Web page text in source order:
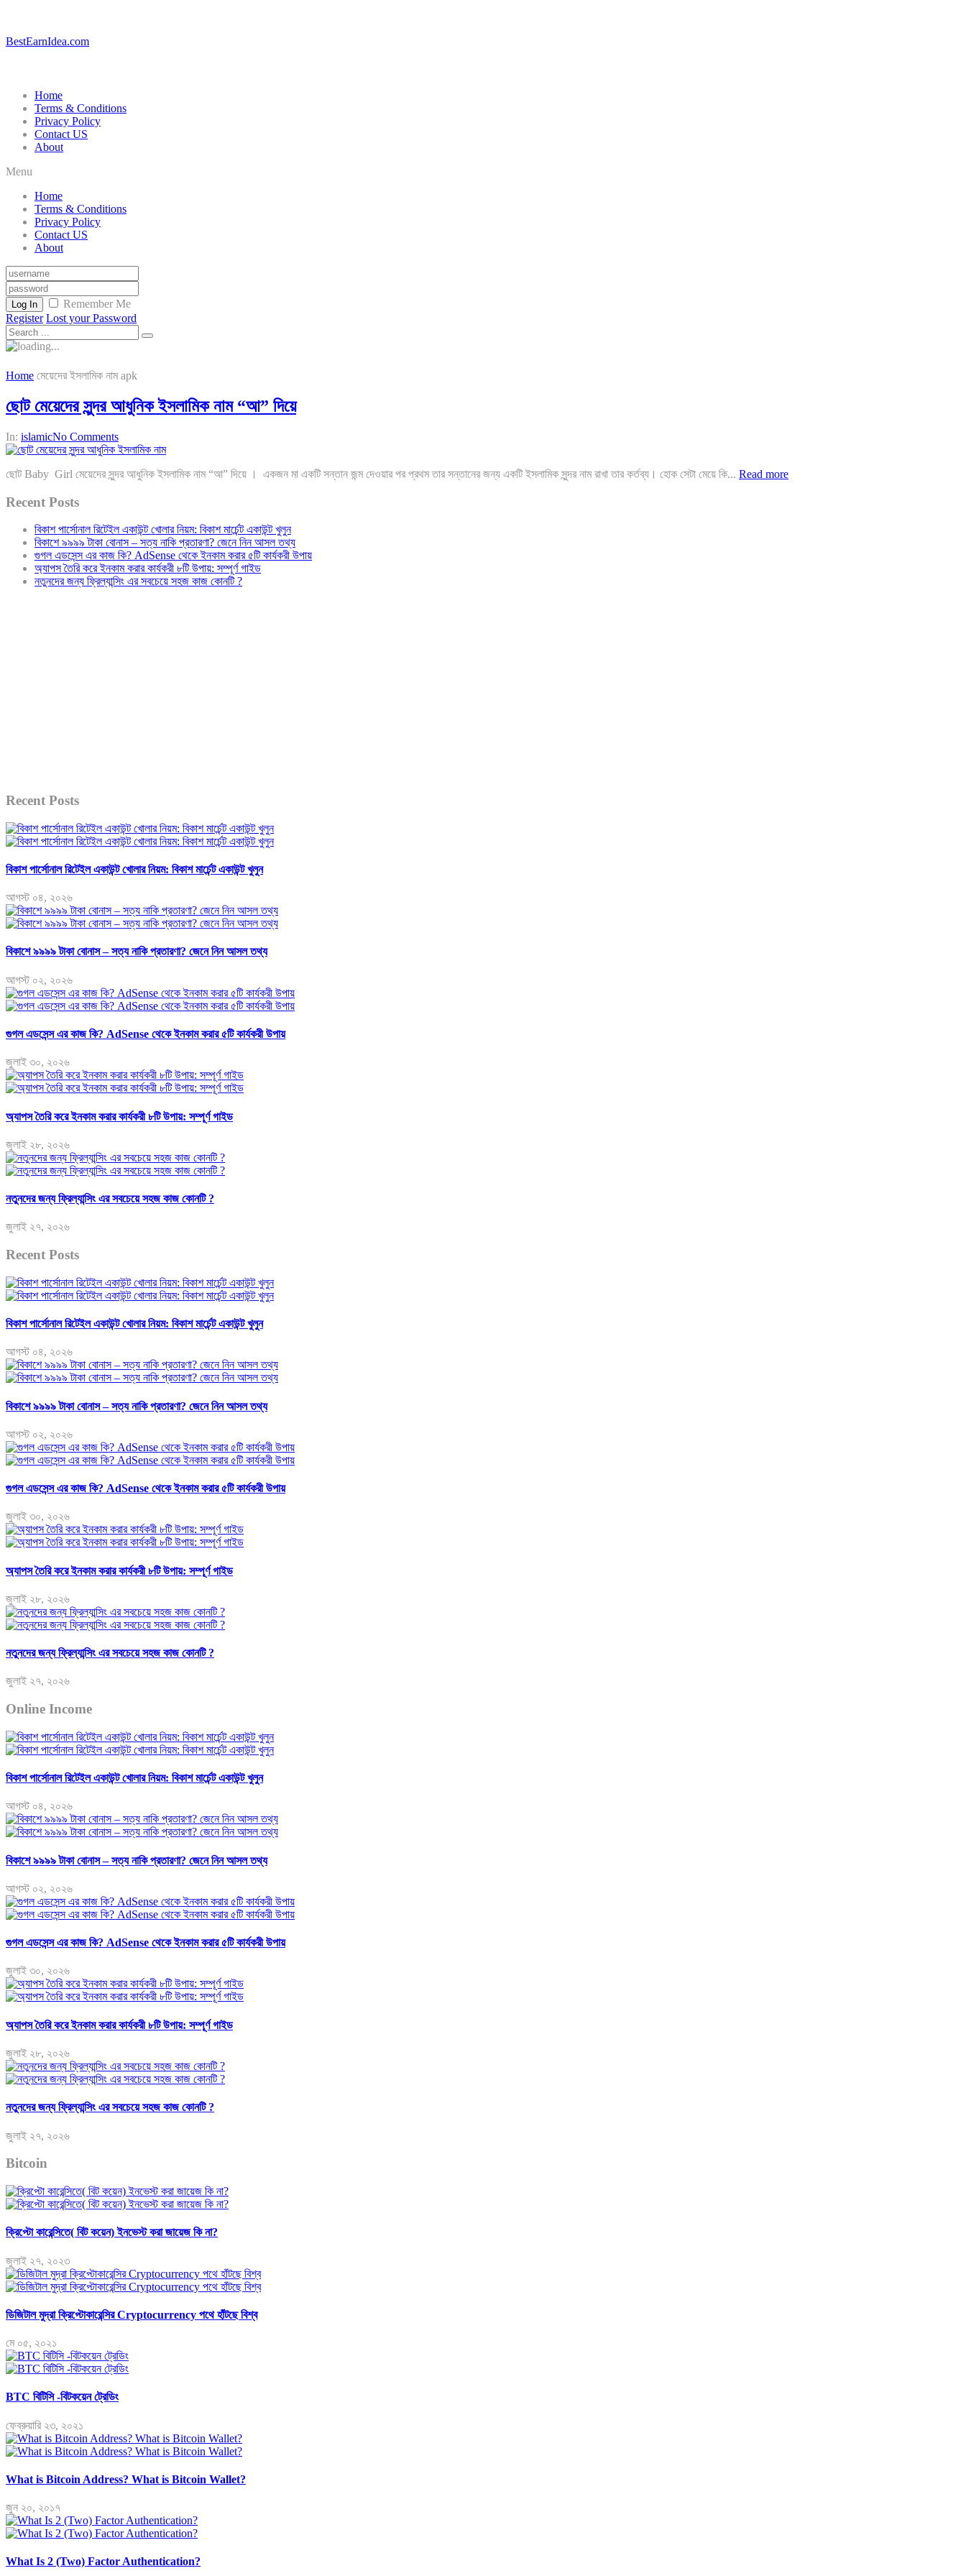
BestEarnIdea.com
Home
Terms & Conditions
Privacy Policy
Contact US
About
Menu
Home
Terms & Conditions
Privacy Policy
Contact US
About
Log In
Remember Me
Register Lost your Password
Home মেয়েদের ইসলামিক নাম apk
ছোট মেয়েদের সুন্দর আধুনিক ইসলামিক নাম “আ” দিয়ে
In: islamicNo Comments
ছোট Baby Girl মেয়েদের সুন্দর আধুনিক ইসলামিক নাম “আ” দিয়ে । একজন মা একটি সন্তান জন্ম দেওয়ার পর প্রথম তার সন্তানের জন্য একটি ইসলামিক সুন্দর নাম রাখা তার কর্তব্য। হোক সেটা মেয়ে কি... Read more
Recent Posts
বিকাশ পার্সোনাল রিটেইল একাউন্ট খোলার নিয়ম: বিকাশ মার্চেন্ট একাউন্ট খুলুন
বিকাশে ৯৯৯৯ টাকা বোনাস – সত্য নাকি প্রতারণা? জেনে নিন আসল তথ্য
গুগল এডসেন্স এর কাজ কি? AdSense থেকে ইনকাম করার ৫টি কার্যকরী উপায়
অ্যাপস তৈরি করে ইনকাম করার কার্যকরী ৮টি উপায়: সম্পূর্ণ গাইড
নতুনদের জন্য ফ্রিল্যান্সিং এর সবচেয়ে সহজ কাজ কোনটি ?
Recent Posts
বিকাশ পার্সোনাল রিটেইল একাউন্ট খোলার নিয়ম: বিকাশ মার্চেন্ট একাউন্ট খুলুন
আগস্ট ০৪, ২০২৬
বিকাশে ৯৯৯৯ টাকা বোনাস – সত্য নাকি প্রতারণা? জেনে নিন আসল তথ্য
আগস্ট ০২, ২০২৬
গুগল এডসেন্স এর কাজ কি? AdSense থেকে ইনকাম করার ৫টি কার্যকরী উপায়
জুলাই ৩০, ২০২৬
অ্যাপস তৈরি করে ইনকাম করার কার্যকরী ৮টি উপায়: সম্পূর্ণ গাইড
জুলাই ২৮, ২০২৬
নতুনদের জন্য ফ্রিল্যান্সিং এর সবচেয়ে সহজ কাজ কোনটি ?
জুলাই ২৭, ২০২৬
Recent Posts
বিকাশ পার্সোনাল রিটেইল একাউন্ট খোলার নিয়ম: বিকাশ মার্চেন্ট একাউন্ট খুলুন
আগস্ট ০৪, ২০২৬
বিকাশে ৯৯৯৯ টাকা বোনাস – সত্য নাকি প্রতারণা? জেনে নিন আসল তথ্য
আগস্ট ০২, ২০২৬
গুগল এডসেন্স এর কাজ কি? AdSense থেকে ইনকাম করার ৫টি কার্যকরী উপায়
জুলাই ৩০, ২০২৬
অ্যাপস তৈরি করে ইনকাম করার কার্যকরী ৮টি উপায়: সম্পূর্ণ গাইড
জুলাই ২৮, ২০২৬
নতুনদের জন্য ফ্রিল্যান্সিং এর সবচেয়ে সহজ কাজ কোনটি ?
জুলাই ২৭, ২০২৬
Online Income
বিকাশ পার্সোনাল রিটেইল একাউন্ট খোলার নিয়ম: বিকাশ মার্চেন্ট একাউন্ট খুলুন
আগস্ট ০৪, ২০২৬
বিকাশে ৯৯৯৯ টাকা বোনাস – সত্য নাকি প্রতারণা? জেনে নিন আসল তথ্য
আগস্ট ০২, ২০২৬
গুগল এডসেন্স এর কাজ কি? AdSense থেকে ইনকাম করার ৫টি কার্যকরী উপায়
জুলাই ৩০, ২০২৬
অ্যাপস তৈরি করে ইনকাম করার কার্যকরী ৮টি উপায়: সম্পূর্ণ গাইড
জুলাই ২৮, ২০২৬
নতুনদের জন্য ফ্রিল্যান্সিং এর সবচেয়ে সহজ কাজ কোনটি ?
জুলাই ২৭, ২০২৬
Bitcoin
ক্রিপ্টো কারেন্সিতে( বিট কয়েন) ইনভেস্ট করা জায়েজ কি না?
জুলাই ২৭, ২০২৩
ডিজিটাল মুদ্রা ক্রিপ্টোকারেন্সির Cryptocurrency পথে হাঁটছে বিশ্ব
মে ০৫, ২০২১
BTC বিটিসি -বিটকয়েন ট্রেডিং
ফেব্রুয়ারি ২৩, ২০২১
What is Bitcoin Address? What is Bitcoin Wallet?
জুন ২০, ২০১৭
What Is 2 (Two) Factor Authentication?